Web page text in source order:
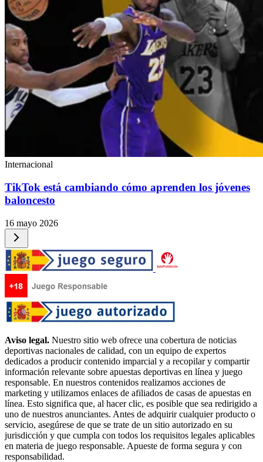
Internacional
TikTok está cambiando cómo aprenden los jóvenes
baloncesto
16 mayo 2026
Aviso legal. Nuestro sitio web ofrece una cobertura de noticias
deportivas nacionales de calidad, con un equipo de expertos
dedicados a producir contenido imparcial y a recopilar y compartir
información relevante sobre apuestas deportivas en línea y juego
responsable. En nuestros contenidos realizamos acciones de
marketing y utilizamos enlaces de afiliados de casas de apuestas en
línea. Esto significa que, al hacer clic, es posible que sea redirigido a
uno de nuestros anunciantes. Antes de adquirir cualquier producto o
servicio, asegúrese de que se trate de un sitio autorizado en su
jurisdicción y que cumpla con todos los requisitos legales aplicables
en materia de juego responsable. Apueste de forma segura y con
responsabilidad.